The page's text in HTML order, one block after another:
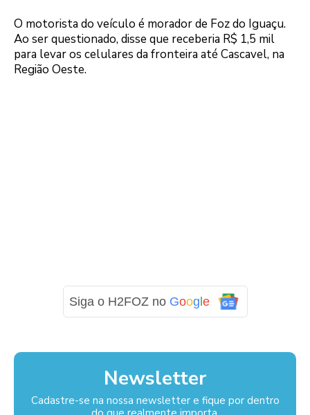
O motorista do veículo é morador de Foz do Iguaçu.
Ao ser questionado, disse que receberia R$ 1,5 mil
para levar os celulares da fronteira até Cascavel, na
Região Oeste.
Siga o H2FOZ no Goog e
Newsletter
Cadastre-se na nossa newsletter e fique por dentro